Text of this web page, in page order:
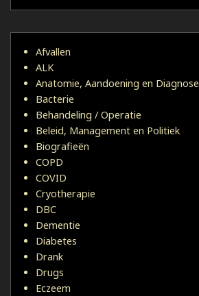
Afvallen
ALK
Anatomie, Aandoening en Diagnose
Bacterie
Behandeling / Operatie
Beleid, Management en Politiek
Biografieën
COPD
COVID
Cryotherapie
DBC
Dementie
Diabetes
Drank
Drugs
Eczeem